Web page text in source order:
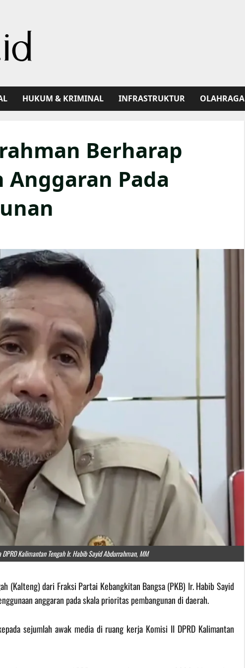
HUKUM & KRIMINAL INFRASTRUKTUR OLAHRAGA
Berharap
Anggaran Pada
Kalimantan Tengah Ir. Habib Sayid Abdurrahman, MM
(Kalteng) dari Fraksi Partai Kebangkitan Bangsa (PKB) Ir. Habib Sayid
anggaran pada skala prioritas pembangunan di daerah.
sejumlah awak media di ruang kerja Komisi II DPRD Kalimantan